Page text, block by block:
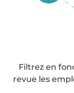
Filtrez en
revue les